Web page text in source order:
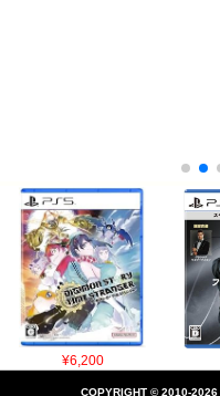
¥6,200
COPYRIGHT © 2010-